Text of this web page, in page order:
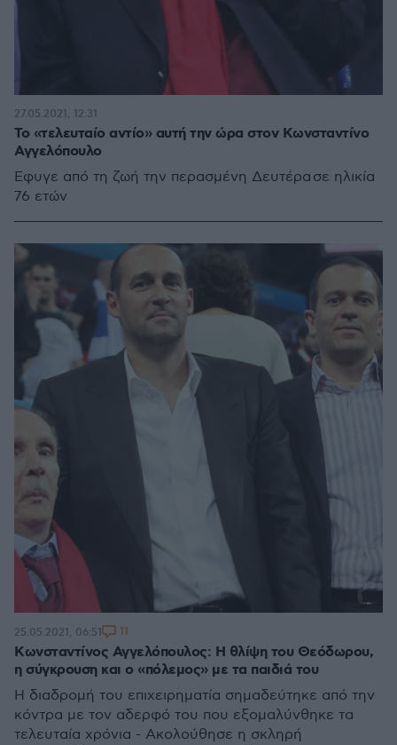
Το «τελευταίο αντίο» αυτή την ώρα στον Κωνσταντίνο
Αγγελόπουλο
Έφυγε από τη ζωή την περασμένη Δευτέρα σε ηλικία
76 ετών
27.05.2021, 12:31
Κωνσταντίνος Αγγελόπουλος: H θλίψη του Θεόδωρου,
η σύγκρουση και ο «πόλεμος» με τα παιδιά του
Η διαδρομή του επιχειρηματία σημαδεύτηκε από την
κόντρα με τον αδερφό του που εξομαλύνθηκε τα
τελευταία χρόνια - Ακολούθησε η σκληρή
25.05.2021, 06:51 11